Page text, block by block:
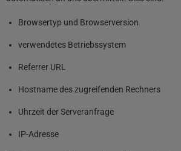
Browsertyp und Browserversion
verwendetes Betriebssystem
Referrer URL
Hostname des zugreifenden Rechners
Uhrzeit der Serveranfrage
IP-Adresse